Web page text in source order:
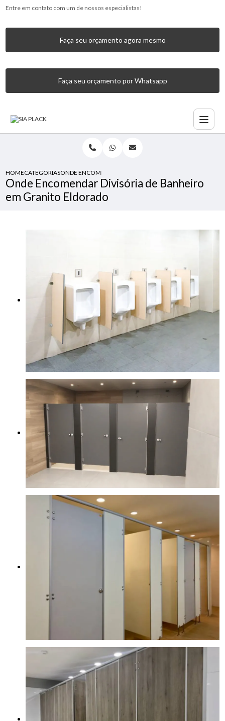
Entre em contato com um de nossos especialistas!
Faça seu orçamento agora mesmo
Faça seu orçamento por Whatsapp
HOMECATEGORIASONDE ENCOMENDAR DIVISÓRIA DE BANHEIRO EM
Onde Encomendar Divisória de Banheiro
em Granito Eldorado